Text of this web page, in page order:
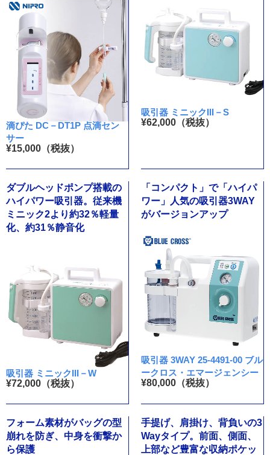
滴ぴた DC－DT1P 点滴セン
サー
¥15,000（税抜）
吸引器 ミニックIII－S
¥62,000（税抜）
ダブルヘッドポンプ搭載の
ハイパワー吸引器。従来機
ミニック2より約32％軽量
化、約31％静音化
吸引器 ミニックIII－W
¥72,000（税抜）
「コンパクト」で「ハイパ
ワー」人気の吸引器3WAY
がバージョンアップ
吸引器 3WAY 25-4491-00 ブル
ークロス・エマージェンシー
¥80,000（税抜）
フォーム素材がバッグの型
崩れを防ぎ、中身を衝撃か
ら保護
手提げ、肩掛け、背負いの3
Wayタイプ。前面、側面、
上部など豊富な収納ポケッ